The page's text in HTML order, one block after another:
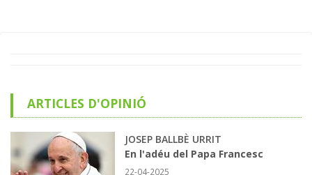
ARTICLES D'OPINIÓ
JOSEP BALLBÈ URRIT
En l'adéu del Papa Francesc
22-04-2025